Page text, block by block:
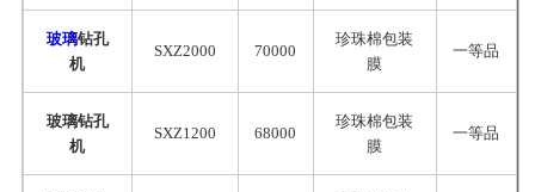
玻璃钻孔
机
SXZ2000 70000
珍珠棉包装
膜
一等品
玻璃钻孔
机
SXZ1200 68000
珍珠棉包装
膜
一等品